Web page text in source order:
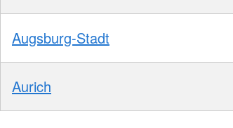
Augsburg-Stadt
Aurich